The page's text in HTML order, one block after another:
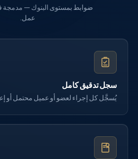
ضوابط بمستوى البنوك —
عمل.
سجل تدقيق كامل
يُسجَّل كل إجراء لعضو أو عميل محتمل أو